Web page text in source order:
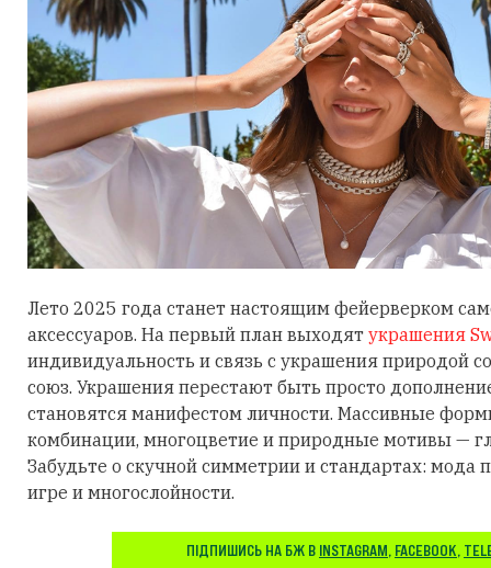
Лето 2025 года станет настоящим фейерверком
аксессуаров. На первый план выходят украшения
индивидуальность и связь с украшения природой
союз. Украшения перестают быть просто
становятся манифестом личности. Массивные
комбинации, многоцветие и природные мотивы —
Забудьте о скучной симметрии и стандартах: мода
игре и многослойности.
ПІДПИШИСЬ НА БЖ В INSTAGRAM, FACEBOOK,